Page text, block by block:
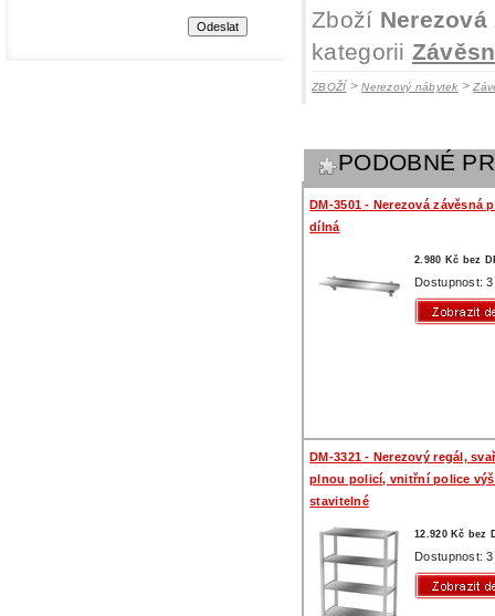
Zboží
kategorii
ZBOŽÍ>Nerezový nábytek >
PODOBNÉ
DM-3501 - Nerezová závěsná
dílná
2.980 Kč bez
Dostupnost:
DM-3321 - Nerezový regál,
plnou policí, vnitřní police
stavitelné
12.920 Kč bez
Dostupnost: